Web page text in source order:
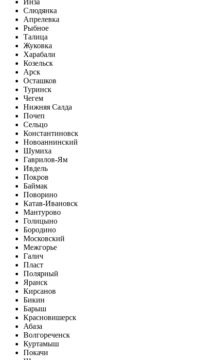
Инза
Слюдянка
Апрелевка
Рыбное
Талица
Жуковка
Харабали
Козельск
Арск
Осташков
Туринск
Чегем
Нижняя Салда
Почеп
Сельцо
Константиновск
Новоаннинский
Шумиха
Гаврилов-Ям
Ивдель
Покров
Баймак
Поворино
Катав-Ивановск
Мантурово
Голицыно
Бородино
Московский
Межгорье
Галич
Пласт
Полярный
Яранск
Кирсанов
Бикин
Барыш
Красновишерск
Абаза
Волгореченск
Куртамыш
Покачи